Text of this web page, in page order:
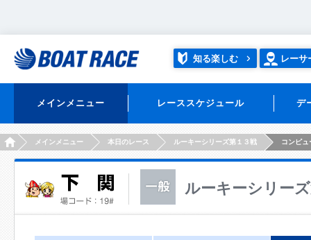
知る楽しむ レーサ
メインメニュー レーススケジュール デ
HOMEメインメニュー 本日のレース ルーキーシリーズ第１３戦 コンピュ
ルーキーシリー